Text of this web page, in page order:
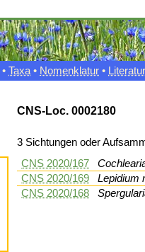
• Taxa • Nomenklatur • Literatur
CNS-Loc. 0002180
3 Sichtungen oder
CNS 2020/167
CNS 2020/169
Lepidium
CNS 2020/168